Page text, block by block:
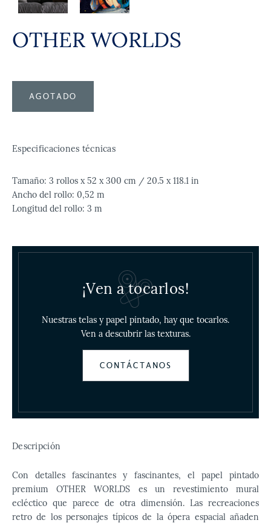
OTHER WORLDS
AGOTADO
Especificaciones técnicas
Tamaño: 3 rollos x 52 x 300 cm / 20.5 x 118.1 in
Ancho del rollo: 0,52 m
Longitud del rollo: 3 m
¡Ven a tocarlos!
Nuestras telas y papel pintado, hay que tocarlos.
Ven a descubrir las texturas.
CONTÁCTANOS
Descripción
Con detalles fascinantes y fascinantes, el papel pintado
premium OTHER WORLDS es un revestimiento mural
ecléctico que parece de otra dimensión. Las recreaciones
retro de los personajes típicos de la ópera espacial añaden